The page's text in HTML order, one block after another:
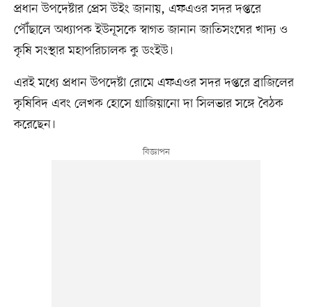
প্রধান উপদেষ্টার প্রেস উইং জানায়, এফএওর সদর দপ্তরে
পৌঁছালে অধ্যাপক ইউনূসকে স্বাগত জানান জাতিসংঘের খাদ্য ও
কৃষি সংস্থার মহাপরিচালক কু ডংইউ।
এরই মধ্যে প্রধান উপদেষ্টা রোমে এফএওর সদর দপ্তরে ব্রাজিলের
কৃষিবিদ এবং লেখক হোসে গ্রাজিয়ানো দা সিলভার সঙ্গে বৈঠক
করেছেন।